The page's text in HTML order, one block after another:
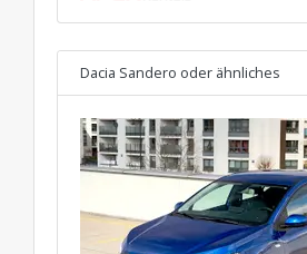
Dacia Sandero oder ähnliches